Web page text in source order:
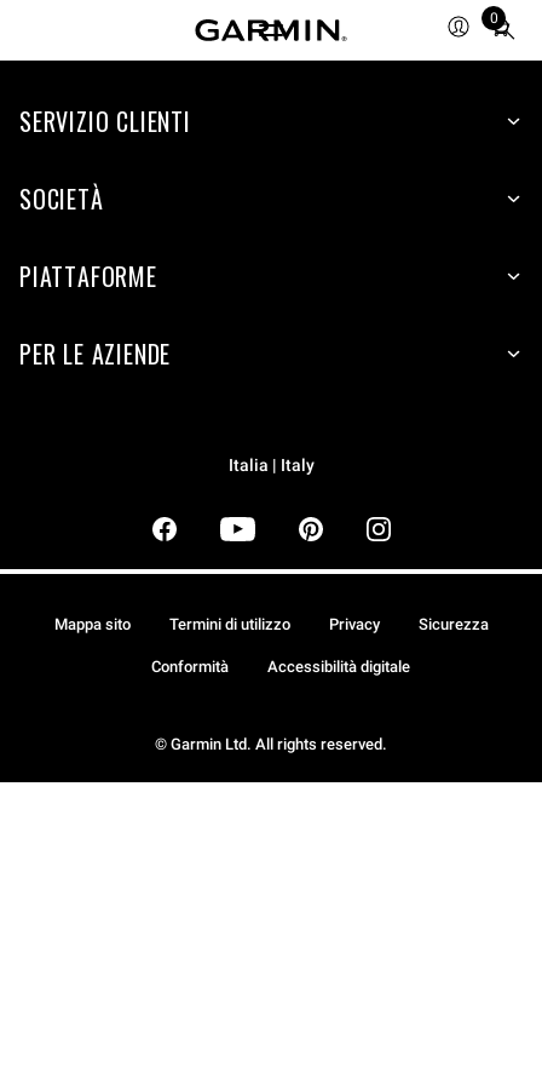
0
Total
items
cart:
SERVIZIO CLIENTI
SOCIETÀ
PIATTAFORME
PER LE AZIENDE
Italia | Italy
© Garmin Ltd. All rights reserved.
Mappa sito Termini di utilizzo Privacy Sicurezza
Conformità Accessibilità digitale